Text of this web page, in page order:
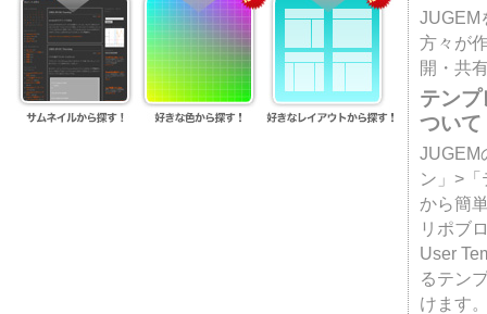
JUGEM
方々が
開・共
テン
ついて
JUGEM
ン」>
から簡
リポブ
User
るテン
けます